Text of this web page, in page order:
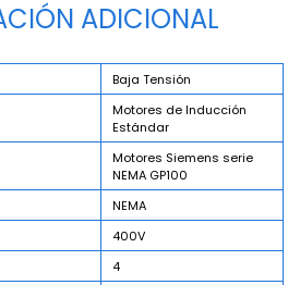
ADICIONAL
Baja Tensión
Motores de Inducción
Estándar
Motores Siemens serie
NEMA GP100
NEMA
400V
4